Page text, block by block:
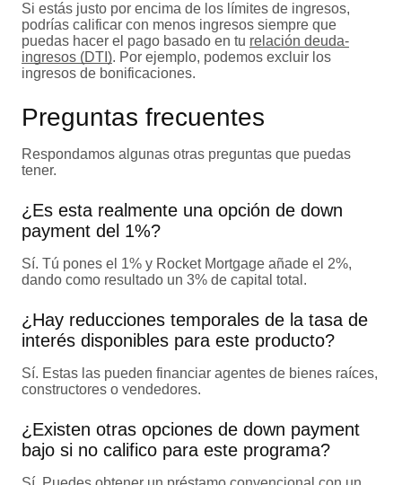
Si estás justo por encima de los límites de ingresos,
podrías calificar con menos ingresos siempre que
puedas hacer el pago basado en tu relación deuda-
ingresos (DTI). Por ejemplo, podemos excluir los
ingresos de bonificaciones.
Preguntas frecuentes
Respondamos algunas otras preguntas que puedas
tener.
¿Es esta realmente una opción de down
payment del 1%?
Sí. Tú pones el 1% y Rocket Mortgage añade el 2%,
dando como resultado un 3% de capital total.
¿Hay reducciones temporales de la tasa de
interés disponibles para este producto?
Sí. Estas las pueden financiar agentes de bienes raíces,
constructores o vendedores.
¿Existen otras opciones de down payment
bajo si no califico para este programa?